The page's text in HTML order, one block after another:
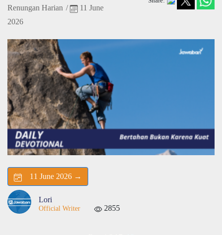
Renungan Harian /
11 June
2026
11 June 2026 →
Lori
Official Writer 2855